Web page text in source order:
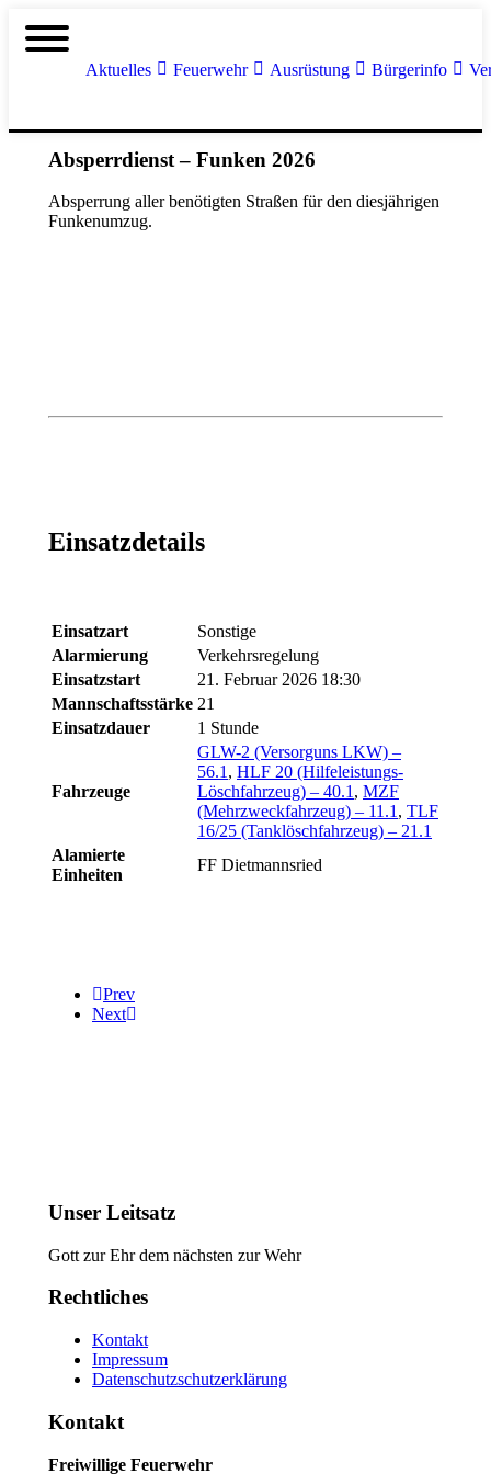
Aktuelles Feuerwehr Ausrüstung Bürgerinfo
Absperrdienst – Funken 2026
Absperrung aller benötigten Straßen für den diesjährigen
Funkenumzug.
Einsatzdetails
Einsatzart
Sonstige
Alarmierung
Verkehrsregelung
Einsatzstart
21. Februar 2026 18:30
Mannschaftsstärke 21
Einsatzdauer
1 Stunde
Fahrzeuge
GLW-2 (Versorguns LKW) –
56.1 , HLF 20 (Hilfeleistungs-
Löschfahrzeug) – 40.1 , MZF
(Mehrzweckfahrzeug) – 11.1 , TLF
16/25 (Tanklöschfahrzeug) – 21.1
Alamierte
Einheiten
FF Dietmannsried
Prev
Next
Unser Leitsatz
Gott zur Ehr dem nächsten zur Wehr
Rechtliches
Kontakt
Impressum
Datenschutzschutzerklärung
Kontakt
Freiwillige Feuerwehr